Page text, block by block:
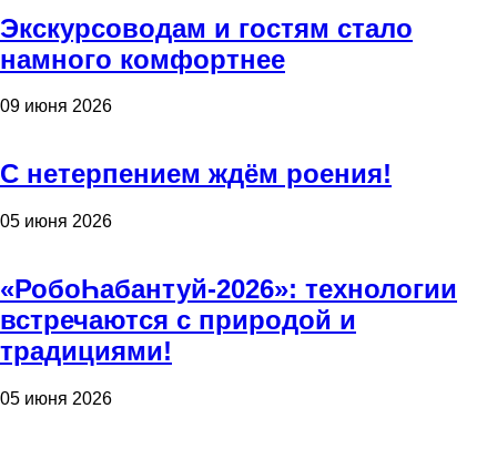
Экскурсоводам и гостям стало
намного комфортнее
09 июня 2026
С нетерпением ждём роения!
05 июня 2026
«РобоҺабантуй-2026»: технологии
встречаются с природой и
традициями!
05 июня 2026